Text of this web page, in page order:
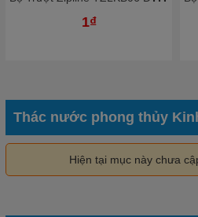
1₫
Thác nước phong thủy
Hiện tại mục này chưa